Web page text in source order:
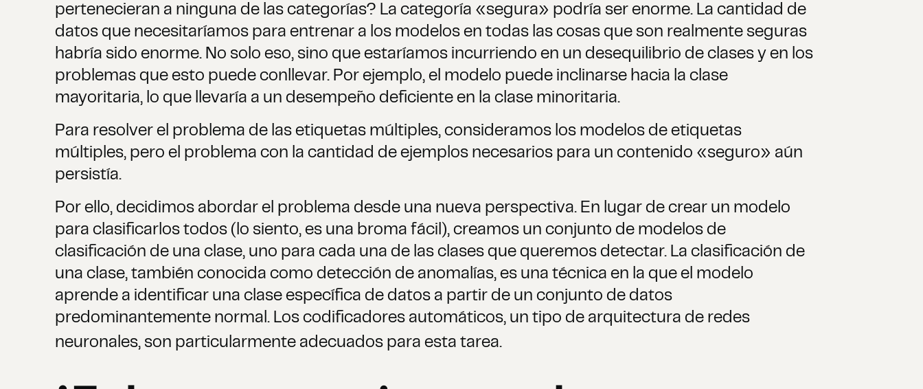
pertenecieran a ninguna de las categorías? La categoría «segura» podría ser enorme. La cantidad de
datos que necesitaríamos para entrenar a los modelos en todas las cosas que son realmente seguras
habría sido enorme. No solo eso, sino que estaríamos incurriendo en un desequilibrio de clases y en los
problemas que esto puede conllevar. Por ejemplo, el modelo puede inclinarse hacia la clase
mayoritaria, lo que llevaría a un desempeño deficiente en la clase minoritaria.
Para resolver el problema de las etiquetas múltiples, consideramos los modelos de etiquetas
múltiples, pero el problema con la cantidad de ejemplos necesarios para un contenido «seguro» aún
persistía.
Por ello, decidimos abordar el problema desde una nueva perspectiva. En lugar de crear un modelo
para clasificarlos todos (lo siento, es una broma fácil), creamos un conjunto de modelos de
clasificación de una clase, uno para cada una de las clases que queremos detectar. La clasificación de
una clase, también conocida como detección de anomalías, es una técnica en la que el modelo
aprende a identificar una clase específica de datos a partir de un conjunto de datos
predominantemente normal. Los codificadores automáticos, un tipo de arquitectura de redes
neuronales, son particularmente adecuados para esta tarea.